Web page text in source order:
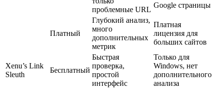
проблемные URL
Google страницы
Платный
Глубокий анализ,
много
дополнительных
метрик
Платная
лицензия для
больших сайтов
Xenu’s Link
Sleuth
Бесплатный
Быстрая
проверка,
простой
интерфейс
Только для
Windows, нет
дополнительного
анализа